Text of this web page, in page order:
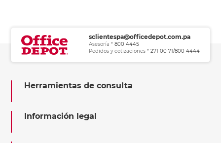
sclientespa@officedepot.com.pa
Asesoría * 800 4445
Pedidos y cotizaciones * 271 00 71/800 4444
Herramientas de consulta
Información legal